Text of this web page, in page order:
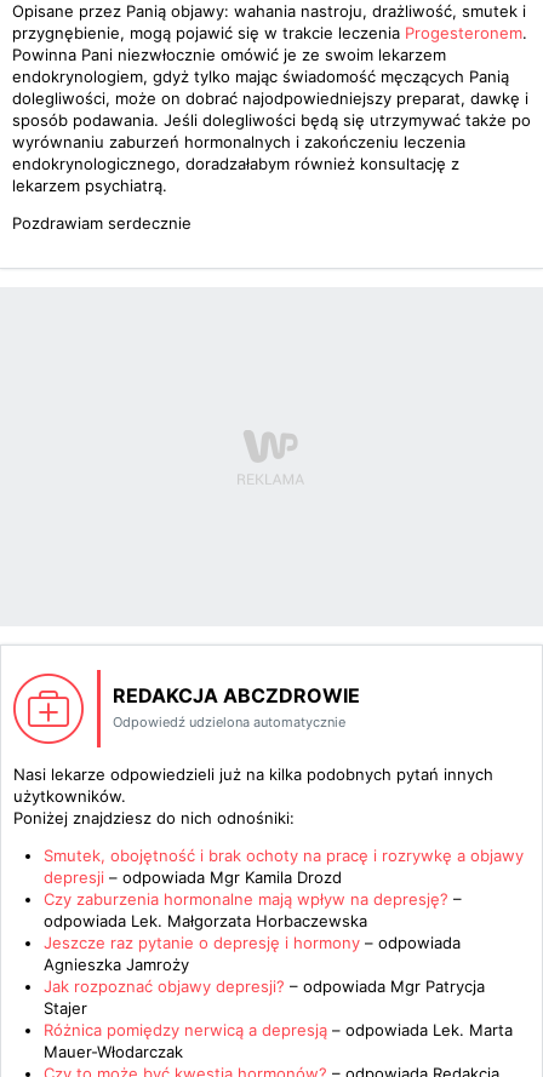
Opisane przez Panią objawy: wahania nastroju, drażliwość, smutek i
przygnębienie, mogą pojawić się w trakcie leczenia Progesteronem.
Powinna Pani niezwłocznie omówić je ze swoim lekarzem
endokrynologiem, gdyż tylko mając świadomość męczących Panią
dolegliwości, może on dobrać najodpowiedniejszy preparat, dawkę i
sposób podawania. Jeśli dolegliwości będą się utrzymywać także po
wyrównaniu zaburzeń hormonalnych i zakończeniu leczenia
endokrynologicznego, doradzałabym również konsultację z
lekarzem psychiatrą.
Pozdrawiam serdecznie
REDAKCJA ABCZDROWIE
Odpowiedź udzielona automatycznie
Nasi lekarze odpowiedzieli już na kilka podobnych pytań innych
użytkowników.
Poniżej znajdziesz do nich odnośniki:
Smutek, obojętność i brak ochoty na pracę i rozrywkę a objawy
depresji – odpowiada Mgr Kamila Drozd
Czy zaburzenia hormonalne mają wpływ na depresję? –
odpowiada Lek. Małgorzata Horbaczewska
Jeszcze raz pytanie o depresję i hormony – odpowiada
Agnieszka Jamroży
Jak rozpoznać objawy depresji? – odpowiada Mgr Patrycja
Stajer
Różnica pomiędzy nerwicą a depresją – odpowiada Lek. Marta
Mauer-Włodarczak